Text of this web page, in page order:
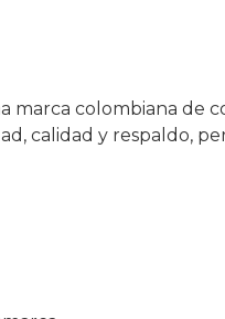
marca colombiana
calidad y respaldo,